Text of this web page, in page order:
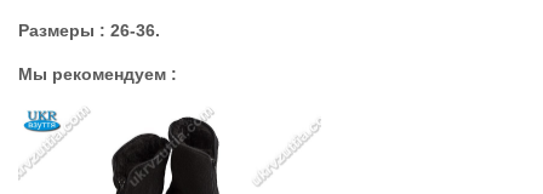
Размеры : 26-36.
Мы рекомендуем :